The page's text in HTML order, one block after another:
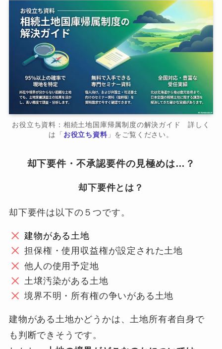
お役立ち資料：相続土地国庫帰属制度の解決ガイド 詳しく
は「 お役立ち資料」をご覧ください。
却下要件・不承認要件の見極めは…？
却下要件とは？
却下要件は以下の５つです。
建物がある土地
担保権・使用収益権が設定された土地
他人の使用予定地
土壌汚染がある土地
境界不明・所有権の争いがある土地
建物がある土地かどうかは、土地所有者自身で
も判断できそうです。